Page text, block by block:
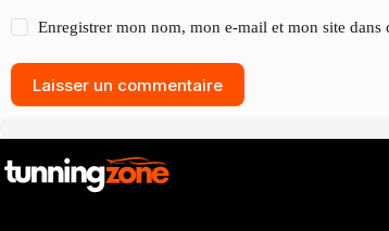
Enregistrer mon nom, mon e-mail et mon site
Laisser un commentaire